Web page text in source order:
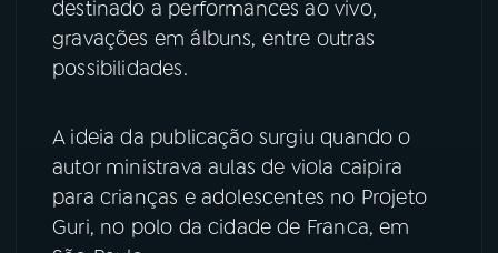
destinado a performances ao vivo,
gravações em álbuns, entre outras
possibilidades.
A ideia da publicação surgiu quando o
autor ministrava aulas de viola caipira
para crianças e adolescentes no Projeto
Guri, no polo da cidade de Franca, em